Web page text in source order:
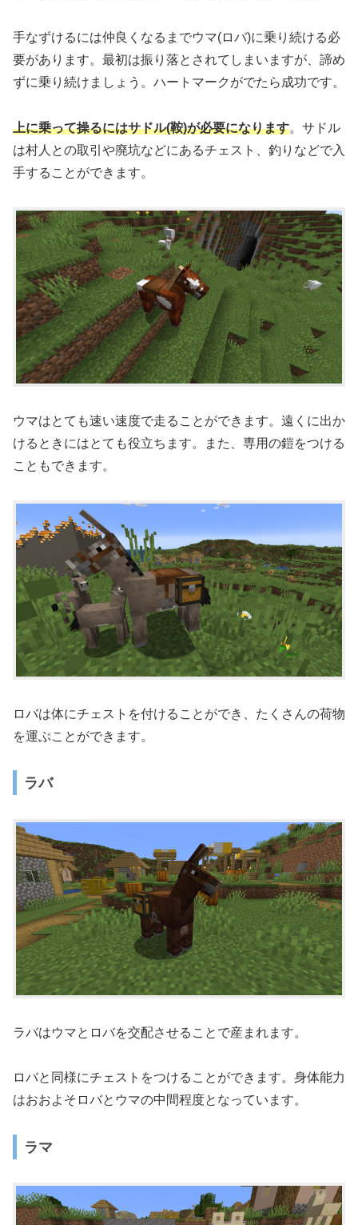
手なずけるには仲良くなるまでウマ(ロバ)に乗り続ける必
要があります。最初は振り落とされてしまいますが、諦め
ずに乗り続けましょう。ハートマークがでたら成功です。
上に乗って操るにはサドル(鞍)が必要になります。サドル
は村人との取引や廃坑などにあるチェスト、釣りなどで入
手することができます。
ウマはとても速い速度で走ることができます。遠くに出か
けるときにはとても役立ちます。また、専用の鎧をつける
こともできます。
ロバは体にチェストを付けることができ、たくさんの荷物
を運ぶことができます。
ラバ
ラバはウマとロバを交配させることで産まれます。
ロバと同様にチェストをつけることができます。身体能力
はおおよそロバとウマの中間程度となっています。
ラマ